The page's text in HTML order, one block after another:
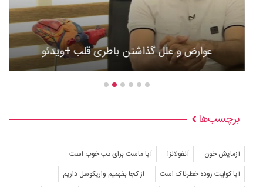
عوارض و علل گذاشتن باطری قلب +ویدئو
برچسب‌ها
آزمایش خون آنفولانزا
آیا ماست برای تب خوب است
آیا کولیت روده خطرناک است
از کجا بفهمیم واریکوسل داریم